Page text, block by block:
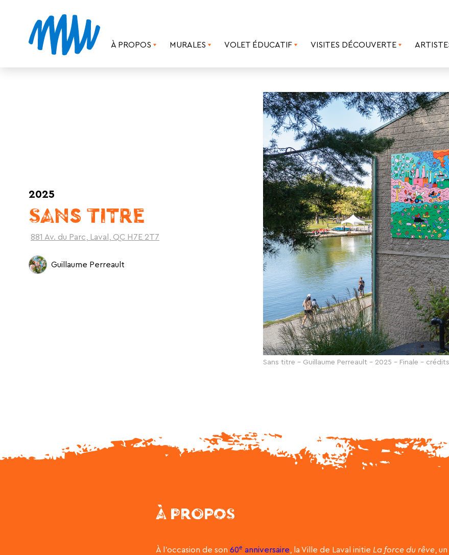
À PROPOS MURALES VOLET ÉDUCATIF VISITES DÉCOUVERTE
2025
SANS TITRE
881 Av. du Parc, Laval, QC H7E 2T7
Guillaume Perreault
Sans titre - Guillaume Perreault - 2025 - Finale -
À PROPOS
À l’occasion de son 60e anniversaire , la Ville de Laval initie La force du rêve ,